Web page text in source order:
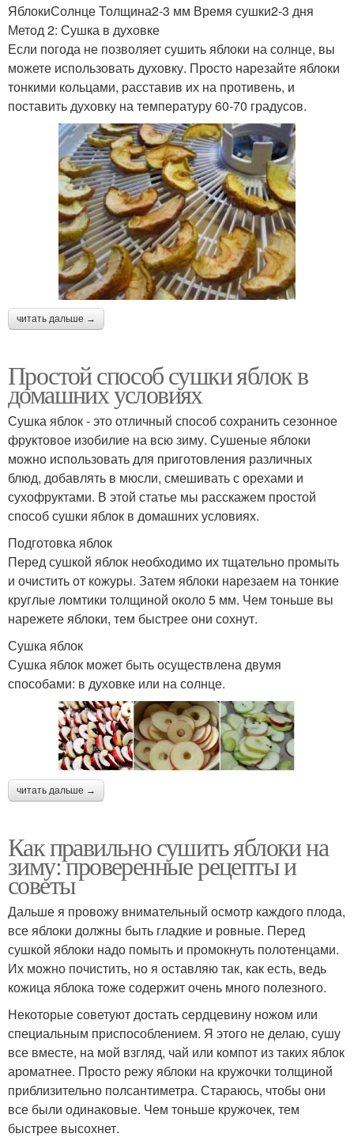
ЯблокиСолнце Толщина2-3 мм Время сушки2-3 дня
Метод 2: Сушка в духовке
Если погода не позволяет сушить яблоки на солнце, вы
можете использовать духовку. Просто нарезайте яблоки
тонкими кольцами, расставив их на противень, и
поставить духовку на температуру 60-70 градусов.
читать дальше →
Простой способ сушки яблок в
домашних условиях
Сушка яблок - это отличный способ сохранить сезонное
фруктовое изобилие на всю зиму. Сушеные яблоки
можно использовать для приготовления различных
блюд, добавлять в мюсли, смешивать с орехами и
сухофруктами. В этой статье мы расскажем простой
способ сушки яблок в домашних условиях.
Подготовка яблок
Перед сушкой яблок необходимо их тщательно промыть
и очистить от кожуры. Затем яблоки нарезаем на тонкие
круглые ломтики толщиной около 5 мм. Чем тоньше вы
нарежете яблоки, тем быстрее они сохнут.
Сушка яблок
Сушка яблок может быть осуществлена двумя
способами: в духовке или на солнце.
читать дальше →
Как правильно сушить яблоки на
зиму: проверенные рецепты и
советы
Дальше я провожу внимательный осмотр каждого плода,
все яблоки должны быть гладкие и ровные. Перед
сушкой яблоки надо помыть и промокнуть полотенцами.
Их можно почистить, но я оставляю так, как есть, ведь
кожица яблока тоже содержит очень много полезного.
Некоторые советуют достать сердцевину ножом или
специальным приспособлением. Я этого не делаю, сушу
все вместе, на мой взгляд, чай или компот из таких яблок
ароматнее. Просто режу яблоки на кружочки толщиной
приблизительно полсантиметра. Стараюсь, чтобы они
все были одинаковые. Чем тоньше кружочек, тем
быстрее высохнет.